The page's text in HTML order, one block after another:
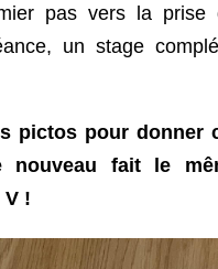
pas vers la
un stage
pictos pour donner
nouveau fait le
V !